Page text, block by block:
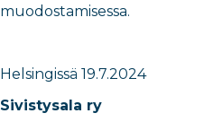
muodostamisessa.
Helsingissä 19.7.2024
Sivistysala ry